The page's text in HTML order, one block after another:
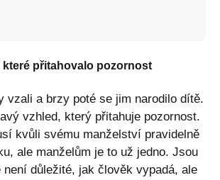
které přitahovalo pozornost
vzali a brzy poté se jim narodilo dítě.
vzhled, který přitahuje pozornost.
kvůli svému manželství pravidelně
ale manželům je to už jedno. Jsou
není důležité, jak člověk vypadá, ale